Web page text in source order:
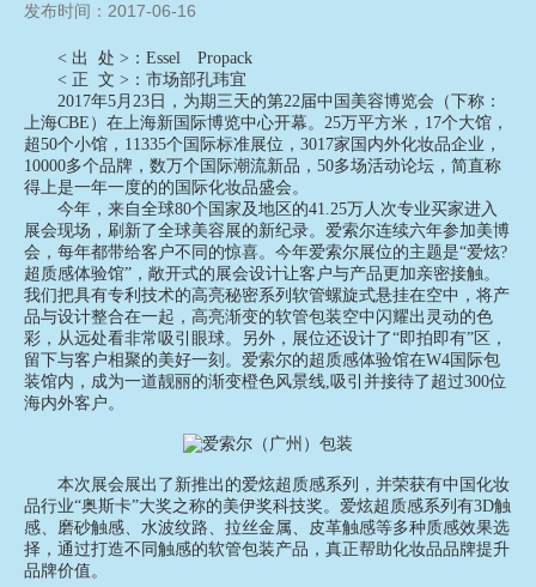
发布时间：2017-06-16
< 出 处 >：Essel Propack
< 正 文 >：市场部孔玮宜
2017年5月23日，为期三天的第22届中国美容博览会（下称：
上海CBE）在上海新国际博览中心开幕。25万平方米，17个大馆，
超50个小馆，11335个国际标准展位，3017家国内外化妆品企业，
10000多个品牌，数万个国际潮流新品，50多场活动论坛，简直称
得上是一年一度的的国际化妆品盛会。
今年，来自全球80个国家及地区的41.25万人次专业买家进入
展会现场，刷新了全球美容展的新纪录。爱索尔连续六年参加美博
会，每年都带给客户不同的惊喜。今年爱索尔展位的主题是“爱炫?
超质感体验馆”，敞开式的展会设计让客户与产品更加亲密接触。
我们把具有专利技术的高亮秘密系列软管螺旋式悬挂在空中，将产
品与设计整合在一起，高亮渐变的软管包装空中闪耀出灵动的色
彩，从远处看非常吸引眼球。另外，展位还设计了“即拍即有”区，
留下与客户相聚的美好一刻。爱索尔的超质感体验馆在W4国际包
装馆内，成为一道靓丽的渐变橙色风景线,吸引并接待了超过300位
海内外客户。
本次展会展出了新推出的爱炫超质感系列，并荣获有中国化妆
品行业“奥斯卡”大奖之称的美伊奖科技奖。爱炫超质感系列有3D触
感、磨砂触感、水波纹路、拉丝金属、皮革触感等多种质感效果选
择，通过打造不同触感的软管包装产品，真正帮助化妆品品牌提升
品牌价值。